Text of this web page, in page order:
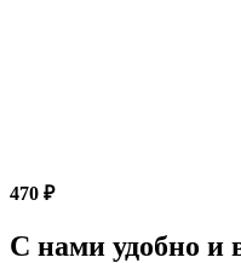
470 ₽
С нами удобно и